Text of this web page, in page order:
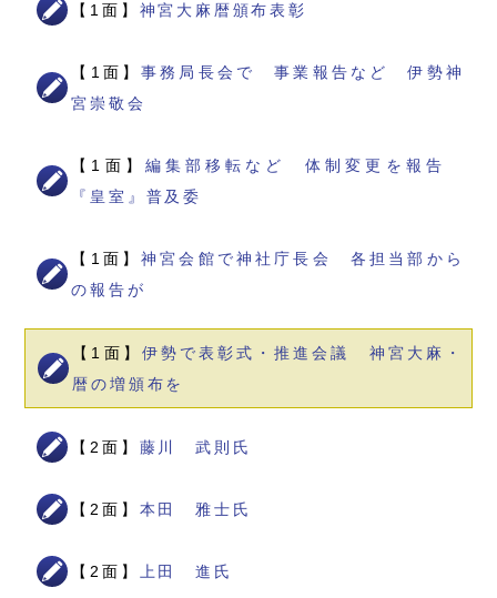
【1面】 神宮大麻暦頒布表彰
【1面】事務局長会で 事業報告など 伊勢神
宮崇敬会
【1面】 編集部移転など 体制変更を報告
『皇室』普及委
【1面】神宮会館で神社庁長会 各担当部から
の報告が
【1面】 伊勢で表彰式・推進会議 神宮大麻・
暦の増頒布を
【2面】 藤川 武則氏
【2面】 本田 雅士氏
【2面】 上田 進氏